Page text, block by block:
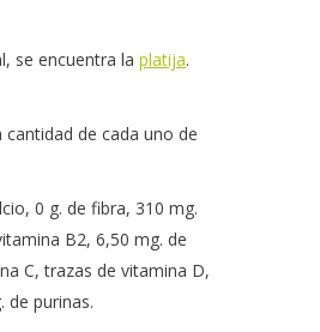
se encuentra la platija.
de cada uno de
0 g. de fibra, 310 mg.
B2, 6,50 mg. de
C, trazas de vitamina D,
de purinas.